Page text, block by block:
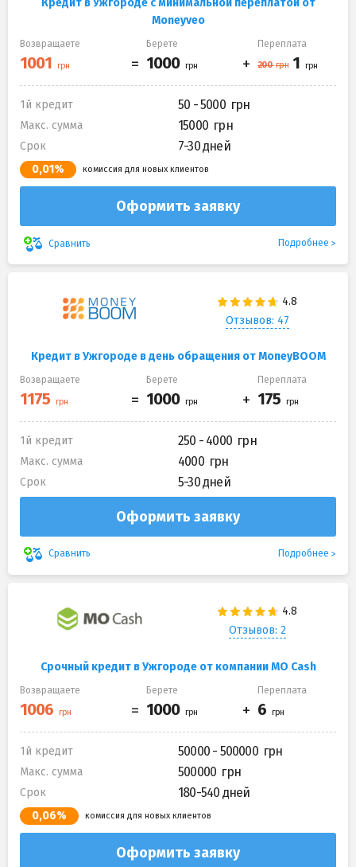
Кредит в Ужгороде с минимальной переплатой от
Moneyveo
Возвращаете Берете Переплата
1й кредит 50 - 5000
Макс. сумма 15000
Срок 7-30 дней
0,01% комиссия для новых клиентов
Оформить заявку
Сравнить Подробнее
Отзывов: 47
Кредит в Ужгороде в день обращения от MoneyBOOM
Возвращаете Берете Переплата
1й кредит 250 - 4000
Макс. сумма 4000
Срок 5-30 дней
Оформить заявку
Сравнить Подробнее
Отзывов: 2
Срочный кредит в Ужгороде от компании MO Cash
Возвращаете Берете Переплата
1й кредит 50000 - 500000
Макс. сумма 500000
Срок 180-540 дней
0,06% комиссия для новых клиентов
Оформить заявку